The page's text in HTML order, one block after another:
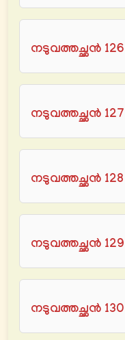
നടുവത്തച്ഛൻ 126
നടുവത്തച്ഛൻ 127
നടുവത്തച്ഛൻ 128
നടുവത്തച്ഛൻ 129
നടുവത്തച്ഛൻ 130